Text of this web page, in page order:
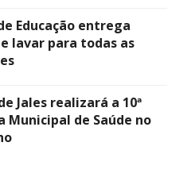
Educação entrega
lavar para todas as
Jales realizará a 10ª
Municipal de Saúde no